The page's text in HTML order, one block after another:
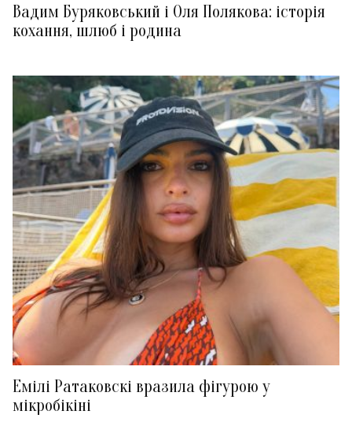
Вадим Буряковський і Оля Полякова: історія
кохання, шлюб і родина
Емілі Ратаковскі вразила фігурою у
мікробікіні